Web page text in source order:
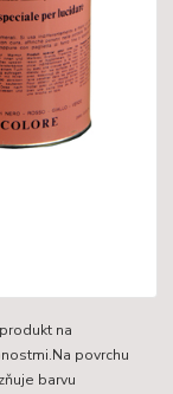
na
povrchu
barvu